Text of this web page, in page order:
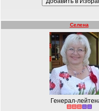
Селена
Генерал-